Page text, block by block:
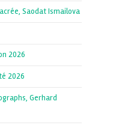
Saodat Ismailova
2026
2026
Gerhard